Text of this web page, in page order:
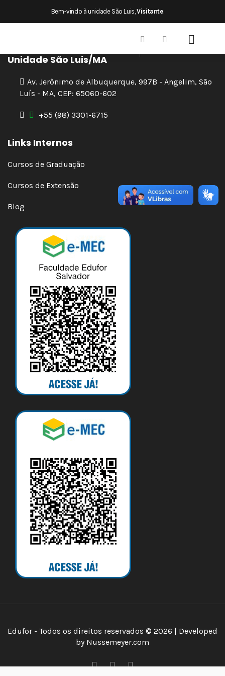
Bem-vindo à unidade São Luis,Visitante.
Unidade São Luis/MA
Av. Jerônimo de Albuquerque, 997B - Angelim, São
Luís - MA, CEP: 65060-602
+55 (98) 3301-6715
Links Internos
Cursos de Graduação
Cursos de Extensão
Blog
Edufor - Todos os direitos reservados © 2026 | Developed
by Nussemeyer.com